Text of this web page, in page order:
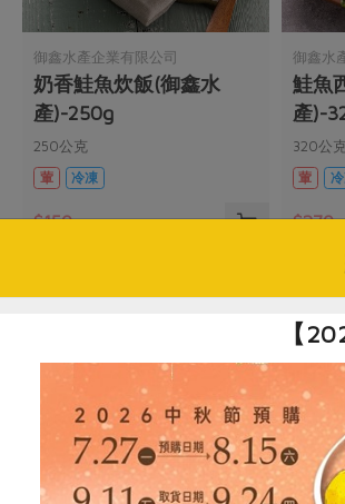
御鑫水產企業有限公司
奶香鮭魚炊飯(御鑫水
產)-250g
250公克
葷
冷凍
$150
御鑫水
鮭魚
產)-
320公
葷
$270
【